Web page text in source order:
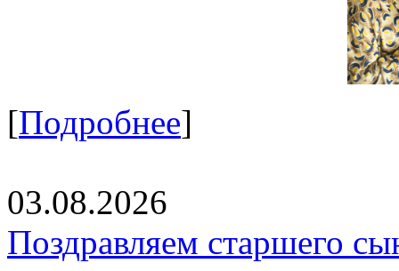
[Подробнее]
03.08.2026
Поздравляем старшего